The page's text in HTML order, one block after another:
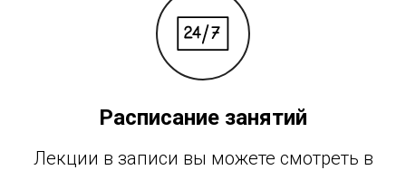
Расписание занятий
Лекции в записи вы можете смотреть в